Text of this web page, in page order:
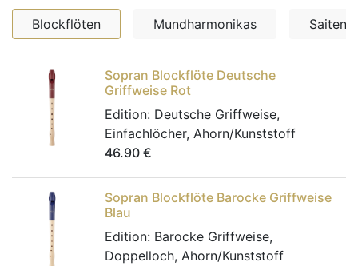
Blockflöten Mundharmonikas Saiten
Sopran Blockflöte Deutsche
Griffweise Rot
Edition: Deutsche Griffweise,
Einfachlöcher, Ahorn/Kunststoff
46.90 €
Sopran Blockflöte Barocke Griffweise
Blau
Edition: Barocke Griffweise,
Doppelloch, Ahorn/Kunststoff